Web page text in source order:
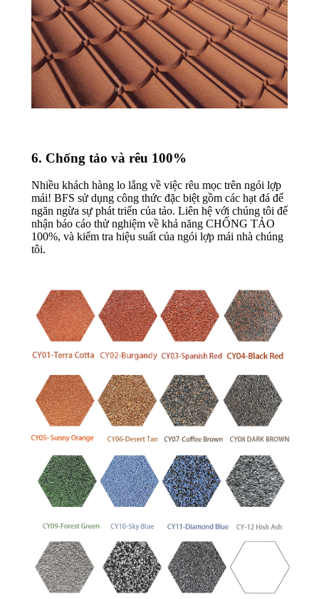
6. Chống tảo và rêu 100%
Nhiều khách hàng lo lắng về việc rêu mọc trên ngói lợp
mái! BFS sử dụng công thức đặc biệt gồm các hạt đá để
ngăn ngừa sự phát triển của tảo. Liên hệ với chúng tôi để
nhận báo cáo thử nghiệm về khả năng CHỐNG TẢO
100%, và kiểm tra hiệu suất của ngói lợp mái nhà chúng
tôi.